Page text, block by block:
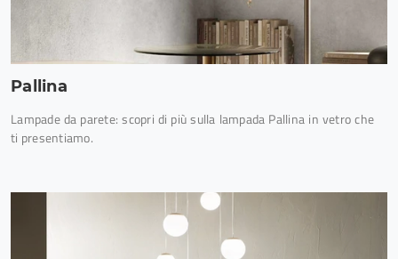
Pallina
Lampade da parete: scopri di più sulla lampada Pallina in vetro che
ti presentiamo.